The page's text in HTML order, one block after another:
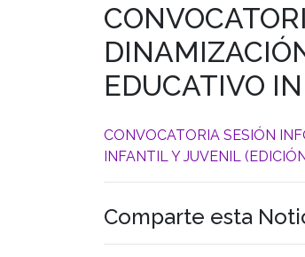
EDUCATIVO
CONVOCATORIA SESIÓN
INFANTIL Y JUVENIL
Comparte esta